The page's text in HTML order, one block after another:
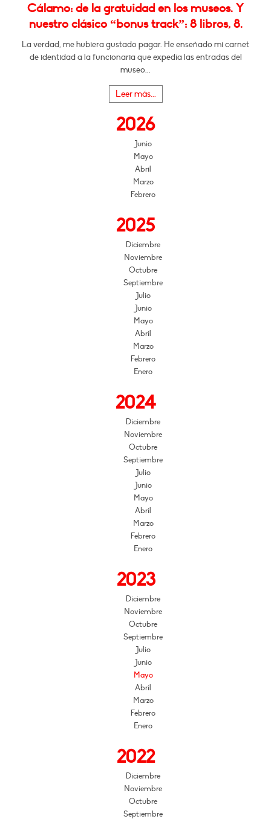
Cálamo: de la gratuidad en los museos. Y
nuestro clásico “bonus track”: 8 libros, 8.
La verdad, me hubiera gustado pagar. He enseñado mi carnet
de identidad a la funcionaria que expedía las entradas del
museo...
Leer más...
2026
Junio
Mayo
Abril
Marzo
Febrero
2025
Diciembre
Noviembre
Octubre
Septiembre
Julio
Junio
Mayo
Abril
Marzo
Febrero
Enero
2024
Diciembre
Noviembre
Octubre
Septiembre
Julio
Junio
Mayo
Abril
Marzo
Febrero
Enero
2023
Diciembre
Noviembre
Octubre
Septiembre
Julio
Junio
Mayo
Abril
Marzo
Febrero
Enero
2022
Diciembre
Noviembre
Octubre
Septiembre